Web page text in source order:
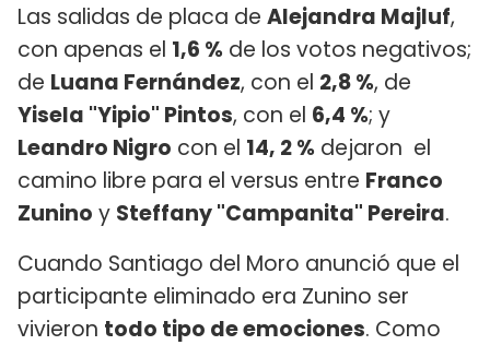
Las salidas de placa de Alejandra Majluf,
con apenas el 1,6 % de los votos negativos;
de Luana Fernández, con el 2,8 %, de
Yisela "Yipio" Pintos, con el 6,4 %; y
Leandro Nigro con el 14, 2 % dejaron el
camino libre para el versus entre Franco
Zunino y Steffany "Campanita" Pereira.
Cuando Santiago del Moro anunció que el
participante eliminado era Zunino ser
vivieron todo tipo de emociones. Como